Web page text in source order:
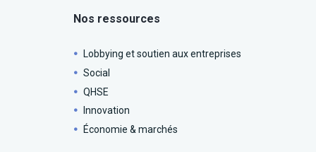
Nos ressources
Lobbying et soutien aux entreprises
Social
QHSE
Innovation
Économie & marchés